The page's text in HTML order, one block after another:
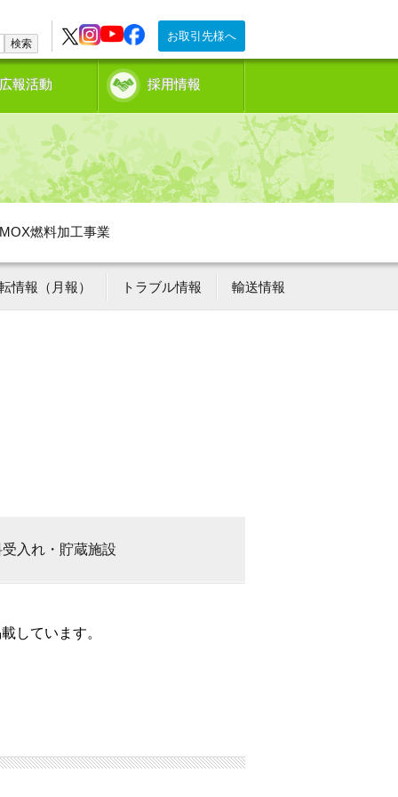
お取引先様へ
検索
報活動 採用情報
燃料加工事業
情報（月報） トラブル情報 輸送情報
受入れ・貯蔵施設
しています。